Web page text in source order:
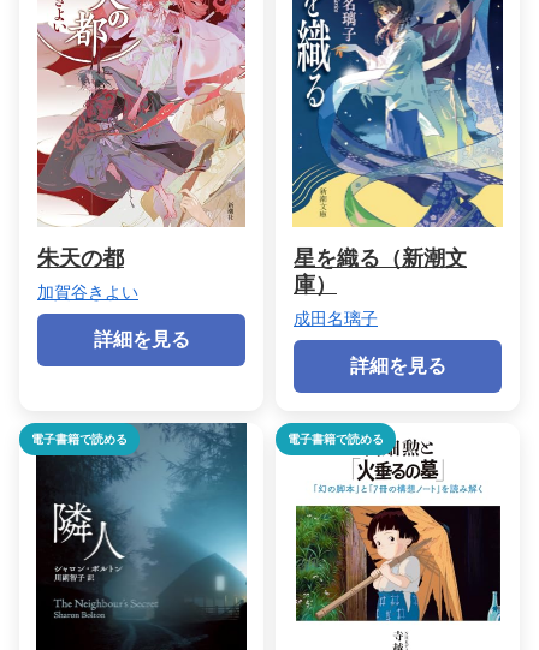
朱天の都
加賀谷きよい
詳細を見る
星を織る（新潮文
庫）
成田名璃子
詳細を見る
電子書籍で読める 電子書籍で読める